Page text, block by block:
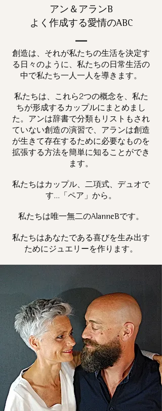
アン＆アランB
よく作成する愛情のABC
創造は、それが私たちの生活を決定す
る日々のように、私たちの日常生活の
中で私たち一人一人を導きます。
私たちは、これら2つの概念を、私た
ちが形成するカップルにまとめまし
た。アンは辞書で分類もリストもされ
ていない創造の演習で、アランは創造
が生きて存在するために必要なものを
拡張する方法を簡単に知ることができ
ます。
私たちはカップル、二項式、デュオで
す...「ペア」から。
私たちは唯一無二のAlanneBです。
私たちはあなたである喜びを生み出す
ためにジュエリーを作ります。